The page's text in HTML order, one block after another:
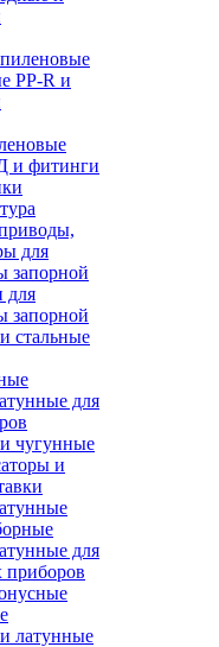
PP-R и
фитинги
для
запорной
для
запорной
стальные
для
чугунные
и
для
латунные